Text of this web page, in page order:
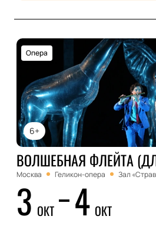
6+
Опера
ВОЛШЕБНАЯ ФЛЕЙТА
Москва Геликон-опера Зал
3 ОКТ 4 ОКТ